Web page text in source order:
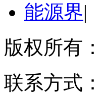
能源界|
版权所有
联系方式